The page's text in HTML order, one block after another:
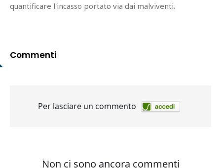
quantificare l'incasso portato via dai malviventi.
Commenti